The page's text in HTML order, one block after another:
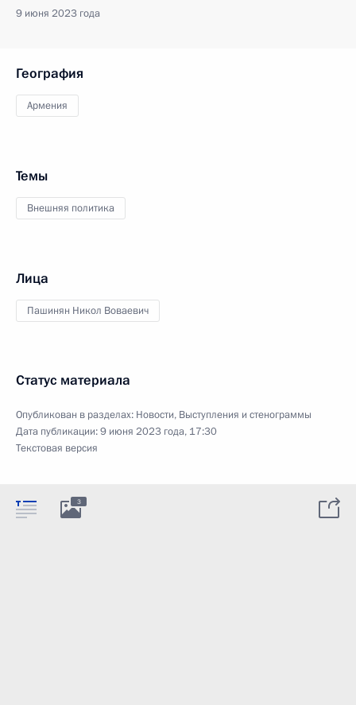
9 июня 2023 года
География
Армения
Темы
Внешняя политика
Лица
Пашинян Никол Воваевич
Статус материала
Опубликован в разделах: Новости, Выступления и стенограммы
Дата публикации:9 июня 2023 года, 17:30
Текстовая версия
3